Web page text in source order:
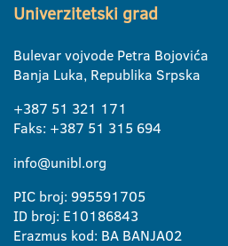
Univerzitetski grad
Bulevar vojvode Petra Bojovića
Banja Luka, Republika Srpska
+387 51 321 171
Faks: +387 51 315 694
info@unibl.org
PIC broj: 995591705
ID broj: E10186843
Erazmus kod: BA BANJA02